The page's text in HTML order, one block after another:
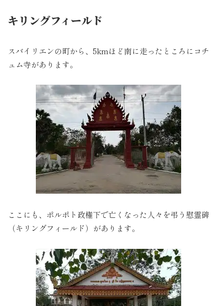
キリングフィールド
スバイリエンの町から、5kmほど南に走ったところにコチ
ュム寺があります。
ここにも、ポルポト政権下で亡くなった人々を弔う慰霊碑
（キリングフィールド）があります。